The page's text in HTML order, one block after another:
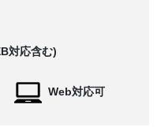
対応含む)
Web対応可